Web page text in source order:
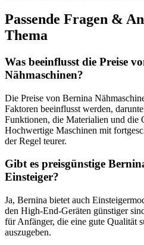
Passende Fragen &
Thema
Was beeinflusst die Preise
Nähmaschinen?
Die ‍Preise von Bernina⁣
Faktoren ​beeinflusst werden,
Funktionen, die Materialien​ und die
Hochwertige Maschinen mit
⁢der Regel teurer.
Gibt es preisgünstige
Einsteiger?
Ja, Bernina bietet auch
den High-End-Geräten ⁣günstiger
für Anfänger, die‍ eine gute Qualität
auszugeben.